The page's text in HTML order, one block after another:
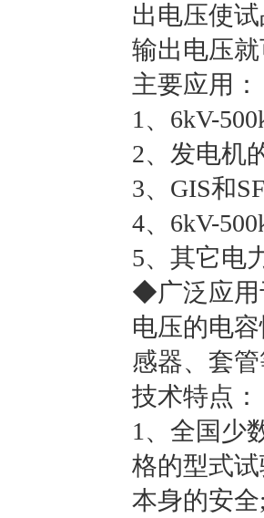
出电压使
输出电压
主要应用：
1、6kV-
2、发电机
3、GIS和
4、6kV-
5、其它电
◆广泛应用
电压的电
感器、套
技术特点：
1、全国少
格的型式
本身的安